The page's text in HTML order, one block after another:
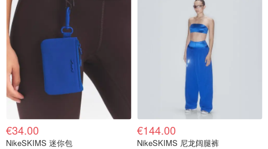
€34.00
NikeSKIMS 迷你包
€144.00
NikeSKIMS 尼龙阔腿裤